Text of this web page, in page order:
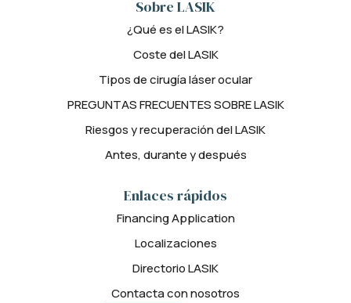
Sobre LASIK
¿Qué es el LASIK?
Coste del LASIK
Tipos de cirugía láser ocular
PREGUNTAS FRECUENTES SOBRE LASIK
Riesgos y recuperación del LASIK
Antes, durante y después
Enlaces rápidos
Financing Application
Localizaciones
Directorio LASIK
Contacta con nosotros